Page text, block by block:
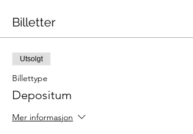
Billetter
Utsolgt
Billettype
Depositum
Mer informasjon